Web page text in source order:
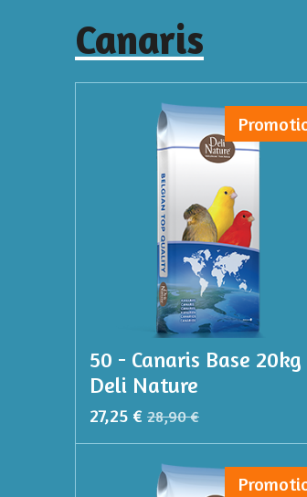
Canaris
50 - Canaris Base 20kg
Deli Nature
27,25 € 28,90 €